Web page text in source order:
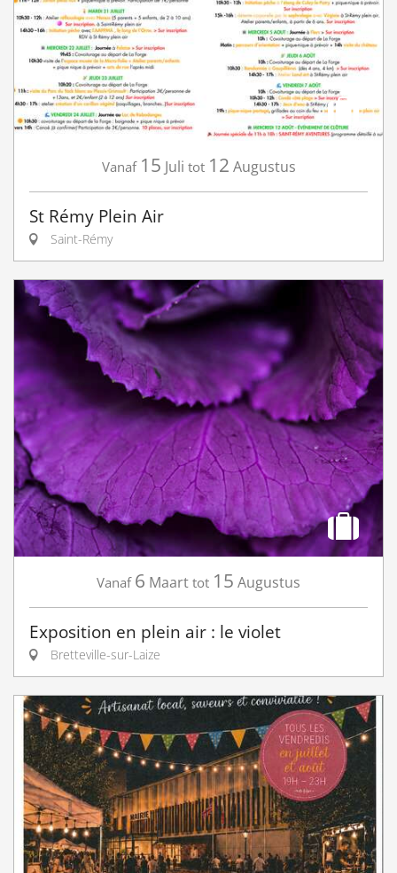
Vanaf 15 Juli tot 12 Augustus
St Rémy Plein Air
Saint-Rémy
Vanaf 6 Maart tot 15 Augustus
Exposition en plein air : le violet
Bretteville-sur-Laize